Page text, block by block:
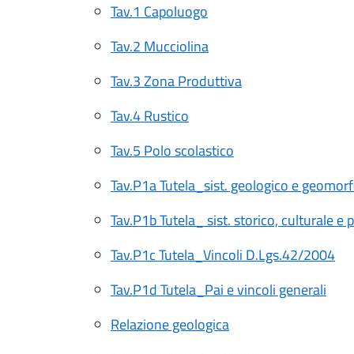
Tav.1 Capoluogo
Tav.2 Mucciolina
Tav.3 Zona Produttiva
Tav.4 Rustico
Tav.5 Polo scolastico
Tav.P1a Tutela_sist. geologico e
Tav.P1b Tutela_ sist. storico, culturale e
Tav.P1c Tutela_Vincoli D.Lgs.42/2004
Tav.P1d Tutela_Pai e vincoli generali
Relazione geologica